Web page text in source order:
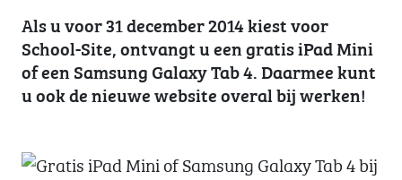
Als u voor 31 december 2014 kiest voor
School-Site, ontvangt u een gratis iPad Mini
of een Samsung Galaxy Tab 4. Daarmee kunt
u ook de nieuwe website overal bij werken!